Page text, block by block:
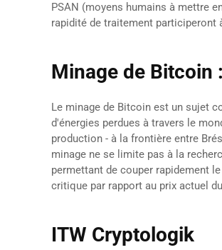
PSAN (moyens humains à mettre
rapidité de traitement participeront
Minage de Bitcoin
Le minage de Bitcoin est un sujet
d'énergies perdues à travers le
production - à la frontière entre
minage ne se limite pas à la
permettant de couper rapidement
critique par rapport au prix actuel
ITW Cryptologik